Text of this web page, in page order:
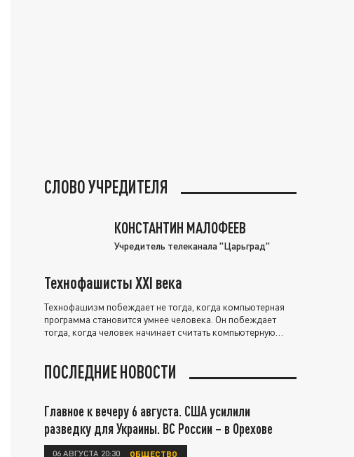
СЛОВО УЧРЕДИТЕЛЯ
КОНСТАНТИН МАЛОФЕЕВ
Учредитель телеканала "Царьград"
Технофашисты XXI века
Технофашизм побеждает не тогда, когда компьютерная
программа становится умнее человека. Он побеждает
тогда, когда человек начинает считать компьютерную
ПОСЛЕДНИЕ НОВОСТИ
Главное к вечеру 6 августа. США усилили
разведку для Украины. ВС России – в Орехове
06 АВГУСТА 20:30 ОБЩЕСТВО